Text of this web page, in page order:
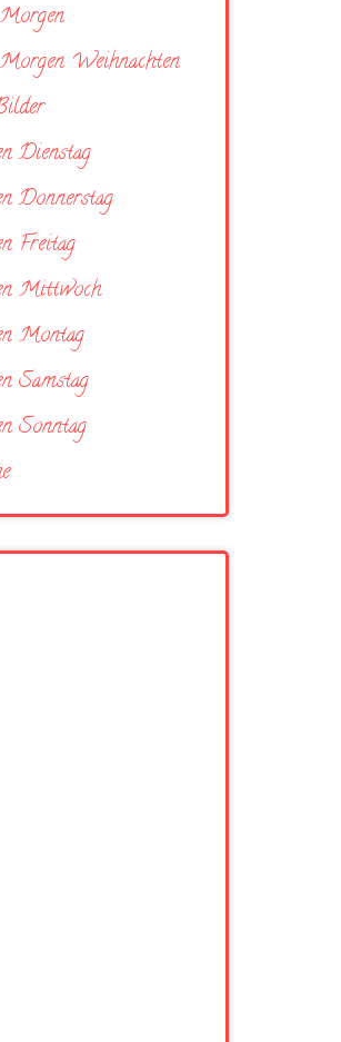
Weihnachten
Dienstag
Donnerstag
Freitag
Mittwoch
Montag
Samstag
Sonntag